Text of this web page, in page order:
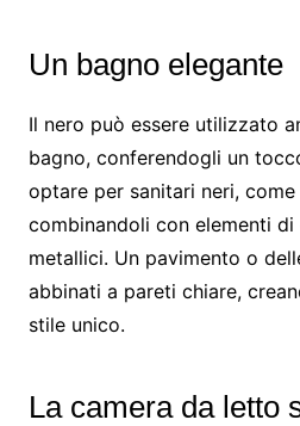
Un bagno elegante
Il nero può essere utilizzato
bagno, conferendogli un
optare per sanitari neri,
combinandoli con elementi
metallici. Un pavimento o
abbinati a pareti chiare,
stile unico.
La camera da letto